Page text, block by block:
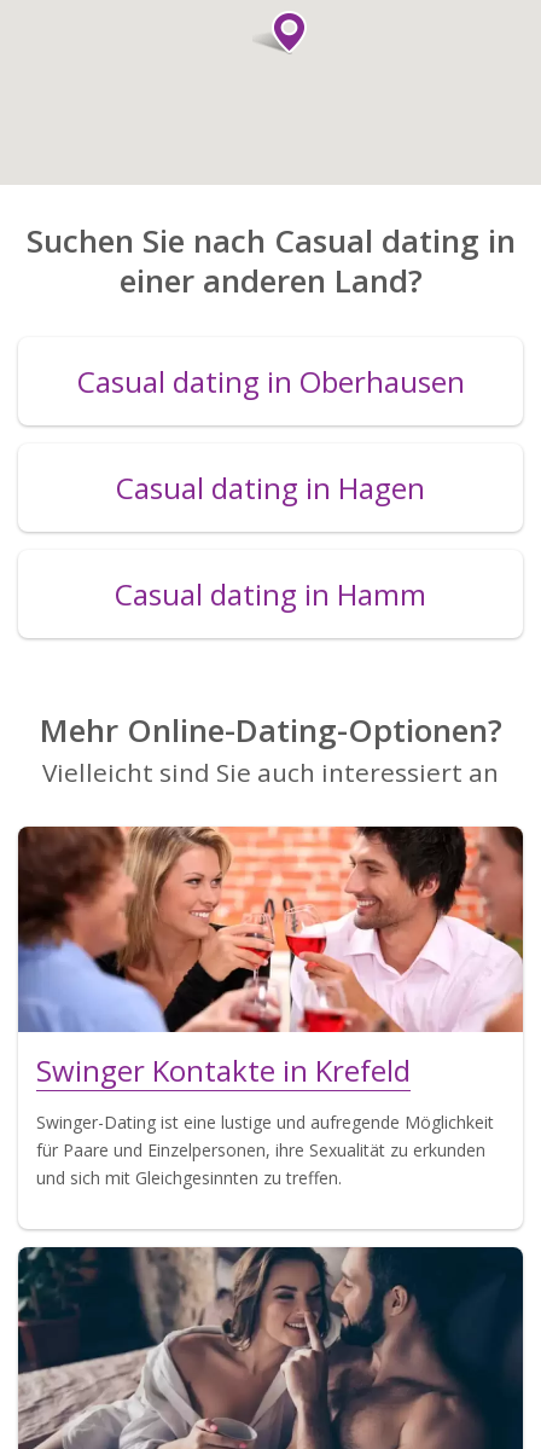
Suchen Sie nach Casual dating in
einer anderen Land?
Casual dating in Oberhausen
Casual dating in Hagen
Casual dating in Hamm
Mehr Online-Dating-Optionen?
Vielleicht sind Sie auch interessiert an
Swinger Kontakte in Krefeld
Swinger-Dating ist eine lustige und aufregende Möglichkeit
für Paare und Einzelpersonen, ihre Sexualität zu erkunden
und sich mit Gleichgesinnten zu treffen.